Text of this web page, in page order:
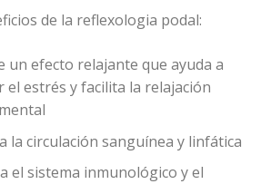
de la reflexologia podal:
un efecto relajante que ayuda a
el estrés y facilita la relajación
la circulación sanguínea y linfática
el sistema inmunológico y el